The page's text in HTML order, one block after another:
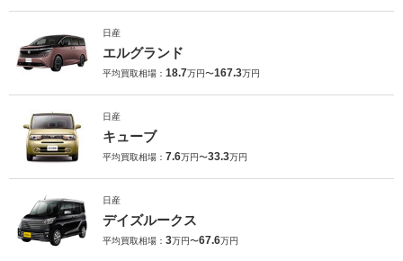
日産
エルグランド
平均買取相場： 18.7万円〜167.3万円
日産
キューブ
平均買取相場： 7.6万円〜33.3万円
日産
デイズルークス
平均買取相場： 3万円〜67.6万円